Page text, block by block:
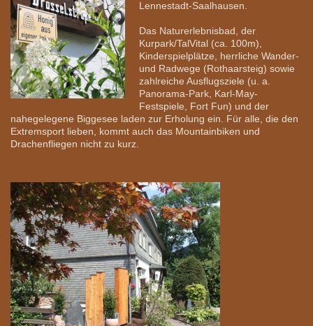
Lennestadt-Saalhausen.
Das Naturerlebnisbad, der
Kurpark/TalVital (ca. 100m),
Kinderspielplätze, herrliche Wander-
und Radwege (Rothaarsteig) sowie
zahlreiche Ausflugsziele (u. a.
Panorama-Park, Karl-May-
Festspiele, Fort Fun) und der
nahegelegene Biggesee laden zur Erholung ein. Für alle, die den
Extremsport lieben, kommt auch das Mountainbiken und
Drachenfliegen nicht zu kurz.